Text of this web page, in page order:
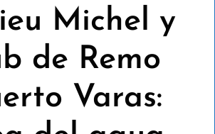
Michel y
de Remo
Varas: